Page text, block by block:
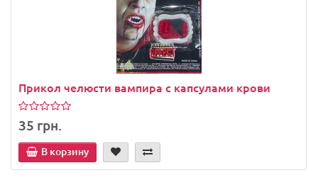
Прикол челюсти вампира с капсулами крови
35 грн.
В корзину